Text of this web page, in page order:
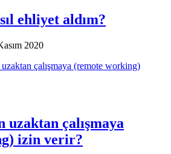
ehliyet aldım?
2020
uzaktan çalışmaya
izin verir?